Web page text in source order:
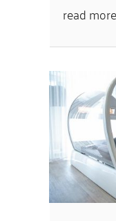
read more